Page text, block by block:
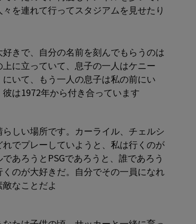
を連れて行ってスタジアムを見せたり
好きで、自分の名前を刻んでもらうのは
に立っていて、息子の一人はケニー
にいて、もう一人の息子は私の前にい
は1972年から付き合っています
らしい場所です。カーライル、チェルシ
でプレーしていようと、私は行くのが
あろうとPSGであろうと、誰であろう
のが大好きだ。自分でその一員になれ
なことだよ